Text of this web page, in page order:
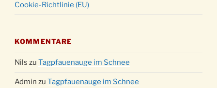
Cookie-Richtlinie (EU)
KOMMENTARE
Nils zu Tagpfauenauge im Schnee
Admin zu Tagpfauenauge im Schnee